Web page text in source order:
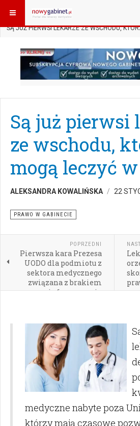
JESTEŚ TUTAJ: START
SĄ JUŻ PIERWSI LEKARZE ZE WSCHODU,
Są już pierwsi
ze wschodu,
mogą leczyć
ALEKSANDRA KOWALIŃSKA 22
PRAWO W GABINECIE
POPRZEDNI
Pierwsza kara Prezesa
UODO dla podmiotu z
sektora medycznego
związana z brakiem
poinformowania
medyczne nabyte poza
którzy mają czasowe